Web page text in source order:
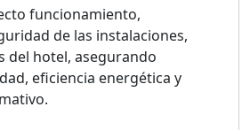
funcionamiento,
de las instalaciones,
del hotel, asegurando
eficiencia energética y